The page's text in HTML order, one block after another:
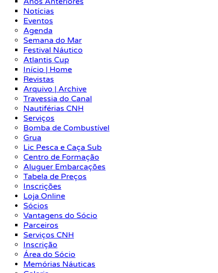
Notícias
Eventos
Agenda
Semana do Mar
Festival Náutico
Atlantis Cup
Início | Home
Revistas
Arquivo | Archive
Travessia do Canal
Nautiférias CNH
Serviços
Bomba de Combustível
Grua
Lic Pesca e Caça Sub
Centro de Formação
Aluguer Embarcações
Tabela de Preços
Inscrições
Loja Online
Sócios
Vantagens do Sócio
Parceiros
Serviços CNH
Inscrição
Área do Sócio
Memórias Náuticas